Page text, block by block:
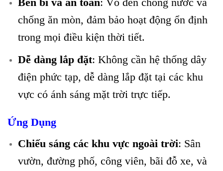
chống ăn mòn, đảm bảo hoạt động ổn định
trong mọi điều kiện thời tiết.
Dễ dàng lắp đặt: Không cần hệ thống dây
điện phức tạp, dễ dàng lắp đặt tại các khu
vực có ánh sáng mặt trời trực tiếp.
Ứng Dụng
Chiếu sáng các khu vực ngoài trời: Sân
vườn, đường phố, công viên, bãi đỗ xe, và